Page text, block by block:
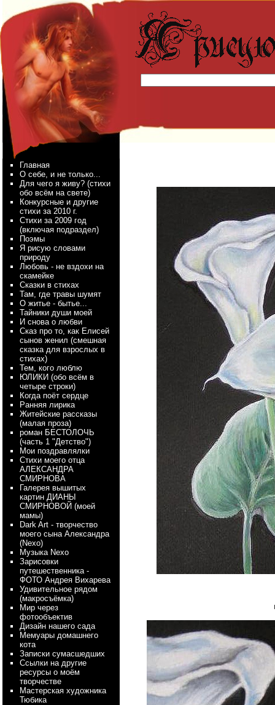
Главная
О себе, и не только...
Для чего я живу? (стихи
обо всём на свете)
Конкурсные и другие
стихи за 2010 г.
Стихи за 2009 год
(включая подраздел)
Поэмы
Я рисую словами
природу
Любовь - не вздохи на
скамейке
Сказки в стихах
Там, где травы шумят
О житье - бытье...
Тайники души моей
И снова о любви
Сказ про то, как Елисей
сынов женил (смешная
сказка для взрослых в
стихах)
Тем, кого люблю
ЮЛИКИ (обо всём в
четыре строки)
Когда поёт сердце
Ранняя лирика
Житейские рассказы
(малая проза)
роман БЕСТОЛОЧЬ
(часть 1 "Детство")
Мои поздравлялки
Стихи моего отца
АЛЕКСАНДРА
СМИРНОВА
Галерея вышитых
картин ДИАНЫ
СМИРНОВОЙ (моей
мамы)
Dark Art - творчество
моего сына Александра
(Nexo)
Myзыка Nexo
Зарисовки
путешественника -
ФОТО Андрея Вихарева
Удивительное рядом
(макросъёмка)
Мир через
фотообъектив
Дизайн нашего сада
Мемуары домашнего
кота
Записки сумасшедших
Ссылки на другие
ресурсы о моём
творчестве
Мастерская художника
Тюбика